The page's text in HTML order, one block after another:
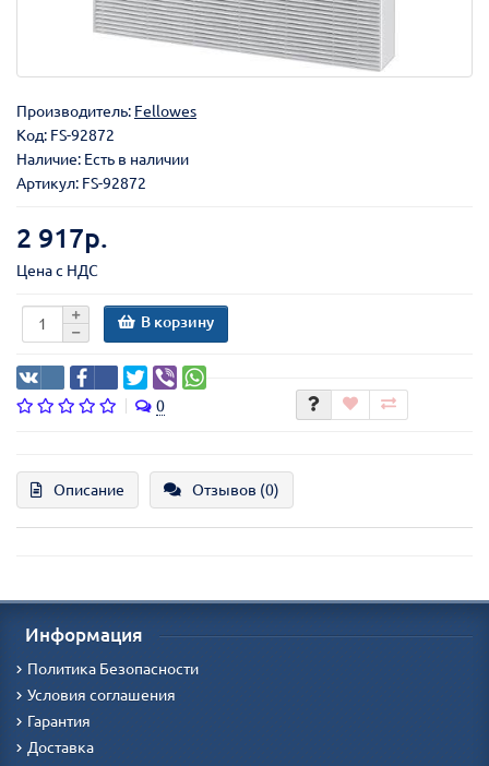
Производитель: Fellowes
Код: FS-92872
Наличие: Есть в наличии
Артикул: FS-92872
2 917р.
Цена с НДС
В корзину
0
Описание Отзывов (0)
Информация
Политика Безопасности
Условия соглашения
Гарантия
Доставка